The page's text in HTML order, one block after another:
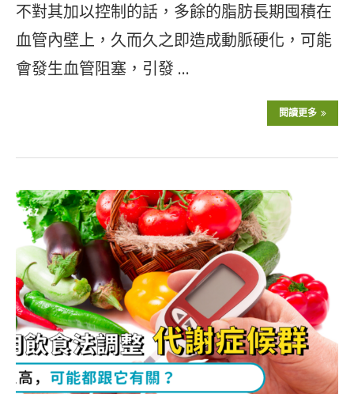
不對其加以控制的話，多餘的脂肪長期囤積在
血管內壁上，久而久之即造成動脈硬化，可能
會發生血管阻塞，引發 …
閱讀更多